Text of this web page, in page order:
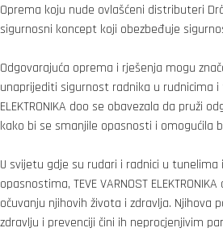
Oprema koju nude ovlašćeni distributeri
sigurnosni koncept koji obezbeđuje
Odgovarajuća oprema i rješenja mogu
unaprijediti sigurnost radnika u rudnicima i
ELEKTRONIKA doo se obavezala da pruži
kako bi se smanjile opasnosti i omogućila
U svijetu gdje su rudari i radnici u tunelima
opasnostima, TEVE VARNOST
očuvanju njihovih života i zdravlja. Njihova
zdravlju i prevenciji čini ih neprocjenjivim